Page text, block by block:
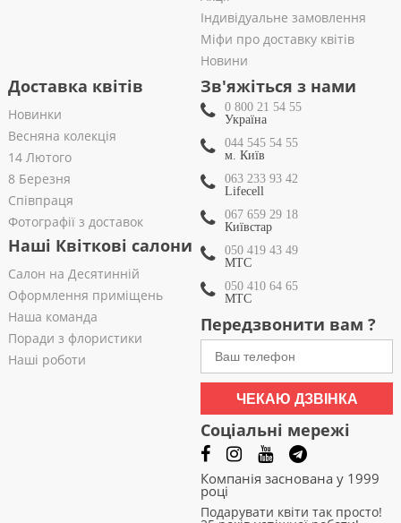
Індивідуальне замовлення
Міфи про доставку квітів
Новини
Доставка квітів
Новинки
Весняна колекція
14 Лютого
8 Березня
Співпраця
Фотографії з доставок
Наші Квіткові салони
Салон на Десятинній
Оформлення приміщень
Наша команда
Поради з флористики
Наші роботи
Зв'яжіться з нами
0 800 21 54 55
Україна
044 545 54 55
м. Київ
063 233 93 42
Lifecell
067 659 29 18
Київстар
050 419 43 49
МТС
050 410 64 65
МТС
Передзвонити вам ?
ЧЕКАЮ ДЗВІНКА
Соціальні мережі
Компанія заснована у 1999
році
Подарувати квіти так просто!